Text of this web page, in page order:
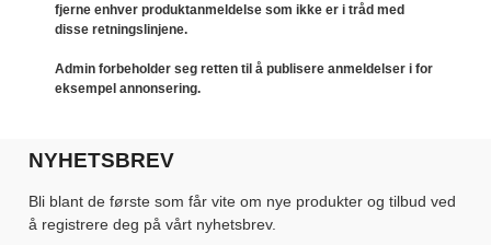
fjerne enhver produktanmeldelse som ikke er i tråd med
disse retningslinjene.
Admin forbeholder seg retten til å publisere anmeldelser i for
eksempel annonsering.
NYHETSBREV
Bli blant de første som får vite om nye produkter og tilbud ved
å registrere deg på vårt nyhetsbrev.